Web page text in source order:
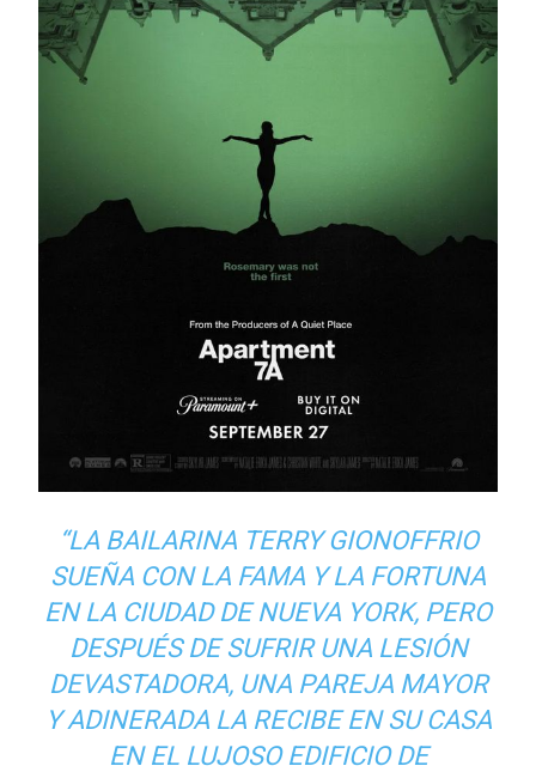
“LA BAILARINA TERRY GIONOFFRIO
SUEÑA CON LA FAMA Y LA FORTUNA
EN LA CIUDAD DE NUEVA YORK, PERO
DESPUÉS DE SUFRIR UNA LESIÓN
DEVASTADORA, UNA PAREJA MAYOR
Y ADINERADA LA RECIBE EN SU CASA
EN EL LUJOSO EDIFICIO DE